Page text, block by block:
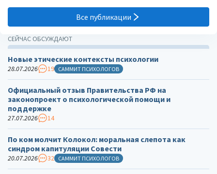
Все публикации
СЕЙЧАС ОБСУЖДАЮТ
Новые этические контексты психологии
28.07.2026 19 САММИТ ПСИХОЛОГОВ
Официальный отзыв Правительства РФ на
законопроект о психологической помощи и
поддержке
27.07.2026 14
По ком молчит Колокол: моральная слепота как
синдром капитуляции Совести
20.07.2026 32 САММИТ ПСИХОЛОГОВ